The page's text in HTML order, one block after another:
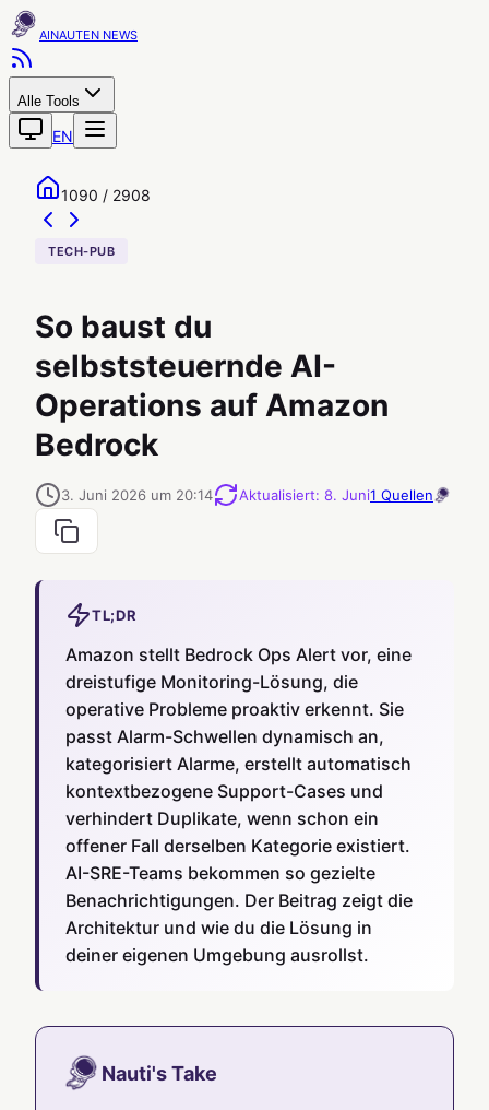
AINAUTEN
Alle Tools
EN
1090 / 2908
TECH-PUB
So baust du
selbststeuernde AI-
Operations auf Amazon
Bedrock
3. Juni 2026 um 20:14 Aktualisiert: 8. Juni1 Quellen
TL;DR
Amazon stellt Bedrock Ops Alert vor, eine
dreistufige Monitoring-Lösung, die
operative Probleme proaktiv erkennt. Sie
passt Alarm-Schwellen dynamisch an,
kategorisiert Alarme, erstellt automatisch
kontextbezogene Support-Cases und
verhindert Duplikate, wenn schon ein
offener Fall derselben Kategorie existiert.
AI-SRE-Teams bekommen so gezielte
Benachrichtigungen. Der Beitrag zeigt die
Architektur und wie du die Lösung in
deiner eigenen Umgebung ausrollst.
Nauti's Take